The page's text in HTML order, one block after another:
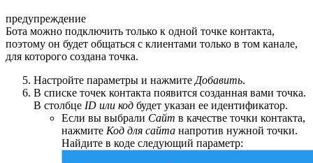
предупреждение
Бота можно подключить только к одной точке контакта,
поэтому он будет общаться с клиентами только в том канале,
для которого создана точка.
Настройте параметры и нажмите Добавить.
В списке точек контакта появится созданная вами точка.
В столбце ID или код будет указан ее идентификатор.
Если вы выбрали Сайт в качестве точки контакта,
нажмите Код для сайта напротив нужной точки.
Найдите в коде следующий параметр: